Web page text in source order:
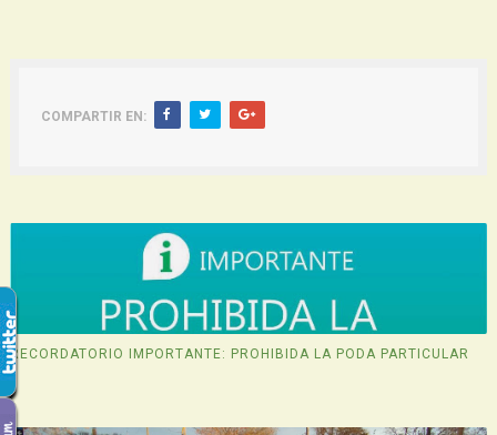
COMPARTIR EN:
RECORDATORIO IMPORTANTE: PROHIBIDA LA PODA PARTICULAR